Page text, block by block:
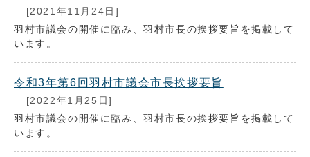
[2021年11月24日]
羽村市議会の開催に臨み、羽村市長の挨拶要旨を掲載して
います。
令和3年第6回羽村市議会市長挨拶要旨
[2022年1月25日]
羽村市議会の開催に臨み、羽村市長の挨拶要旨を掲載して
います。